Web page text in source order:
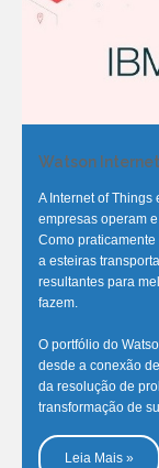
Watson
A Internet of
empresas operam
Como
a esteiras
resultantes para
fazem.
O portfólio do
desde a conexão
da resolução de
transformação de
Leia Mais »